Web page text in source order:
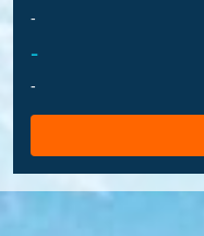
-
-
-